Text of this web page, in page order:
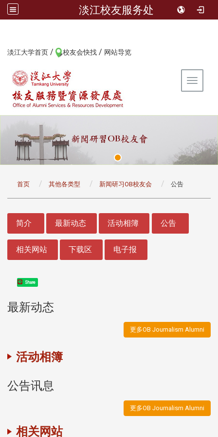
淡江校友服务处
淡江大学首页 / 校友会快找 / 网站导览
Toggle
首页 其他各类型 新闻研习OB校友会 公告
简介 最新动态 活动相簿 公告
相关网站 下载区 电子报
Share
最新动态
更多OB Journalism Alumni
活动相簿
公告讯息
更多OB Journalism Alumni
相关网站